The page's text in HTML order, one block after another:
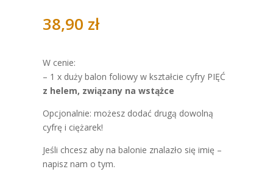
38,90 zł
W cenie:
– 1 x duży balon foliowy w kształcie cyfry PIĘĆ
z helem, związany na wstążce
Opcjonalnie: możesz dodać drugą dowolną
cyfrę i ciężarek!
Jeśli chcesz aby na balonie znalazło się imię –
napisz nam o tym.